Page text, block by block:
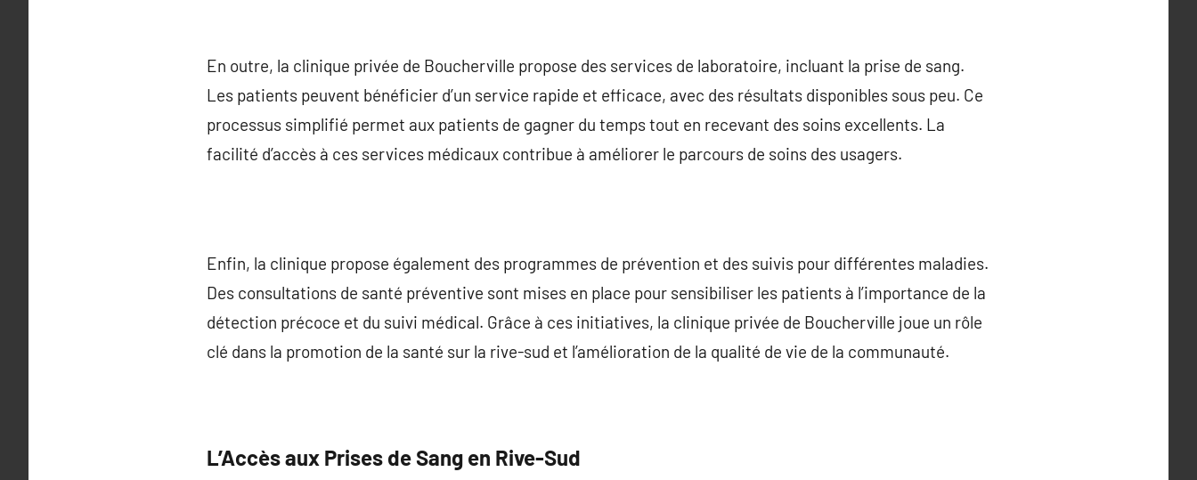
En outre, la clinique privée de Boucherville propose des services de laboratoire, incluant la prise de sang.
Les patients peuvent bénéficier d’un service rapide et efficace, avec des résultats disponibles sous peu. Ce
processus simplifié permet aux patients de gagner du temps tout en recevant des soins excellents. La
facilité d’accès à ces services médicaux contribue à améliorer le parcours de soins des usagers.
Enfin, la clinique propose également des programmes de prévention et des suivis pour différentes maladies.
Des consultations de santé préventive sont mises en place pour sensibiliser les patients à l’importance de la
détection précoce et du suivi médical. Grâce à ces initiatives, la clinique privée de Boucherville joue un rôle
clé dans la promotion de la santé sur la rive-sud et l’amélioration de la qualité de vie de la communauté.
L’Accès aux Prises de Sang en Rive-Sud